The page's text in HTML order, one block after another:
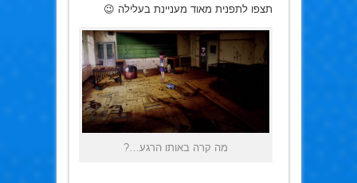
תצפו לתפנית מאוד מעניינת בעלילה 😉
מה קרה באותו הרגע…?